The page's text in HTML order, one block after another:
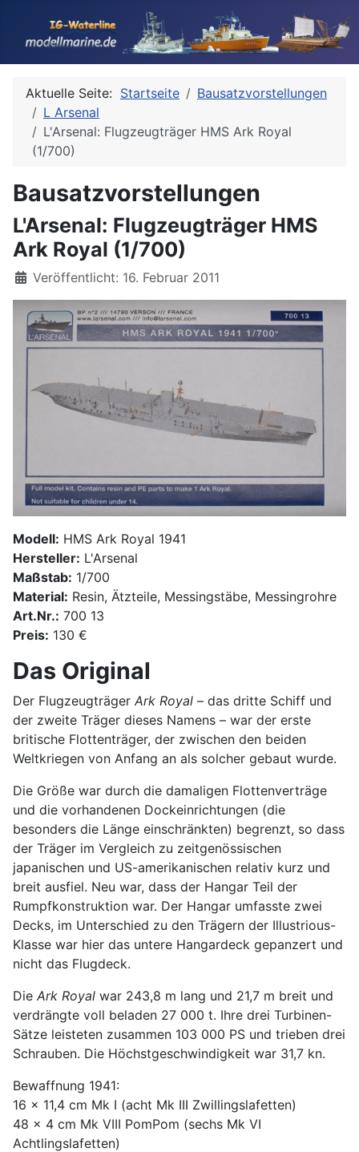
Aktuelle Seite: Startseite
Bausatzvorstellungen
L Arsenal
L'Arsenal: Flugzeugträger HMS Ark Royal
(1/700)
Bausatzvorstellungen
L'Arsenal: Flugzeugträger HMS
Ark Royal (1/700)
Details
Veröffentlicht: 16. Februar 2011
Modell: HMS Ark Royal 1941
Hersteller: L'Arsenal
Maßstab: 1/700
Material: Resin, Ätzteile, Messingstäbe, Messingrohre
Art.Nr.: 700 13
Preis: 130 €
Das Original
Der Flugzeugträger Ark Royal – das dritte Schiff und
der zweite Träger dieses Namens – war der erste
britische Flottenträger, der zwischen den beiden
Weltkriegen von Anfang an als solcher gebaut wurde.
Die Größe war durch die damaligen Flottenverträge
und die vorhandenen Dockeinrichtungen (die
besonders die Länge einschränkten) begrenzt, so dass
der Träger im Vergleich zu zeitgenössischen
japanischen und US-amerikanischen relativ kurz und
breit ausfiel. Neu war, dass der Hangar Teil der
Rumpfkonstruktion war. Der Hangar umfasste zwei
Decks, im Unterschied zu den Trägern der Illustrious-
Klasse war hier das untere Hangardeck gepanzert und
nicht das Flugdeck.
Die Ark Royal war 243,8 m lang und 21,7 m breit und
verdrängte voll beladen 27 000 t. Ihre drei Turbinen-
Sätze leisteten zusammen 103 000 PS und trieben drei
Schrauben. Die Höchstgeschwindigkeit war 31,7 kn.
Bewaffnung 1941:
16 x 11,4 cm Mk I (acht Mk III Zwillingslafetten)
48 x 4 cm Mk VIII PomPom (sechs Mk VI
Achtlingslafetten)